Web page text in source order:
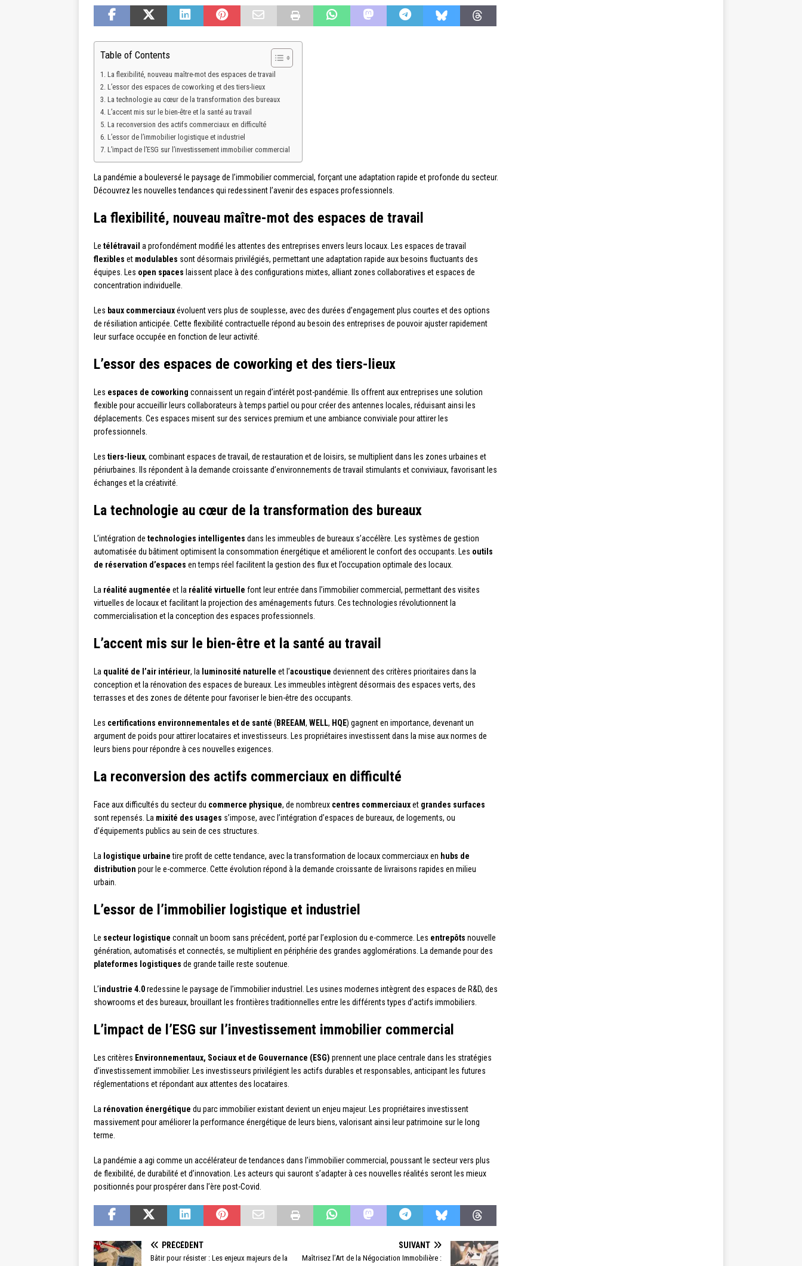
Table of Contents
La flexibilité, nouveau maître-mot des espaces de travail
L’essor des espaces de coworking et des tiers-lieux
La technologie au cœur de la transformation des bureaux
L’accent mis sur le bien-être et la santé au travail
La reconversion des actifs commerciaux en difficulté
L’essor de l’immobilier logistique et industriel
L’impact de l’ESG sur l’investissement immobilier commercial
La pandémie a bouleversé le paysage de l’immobilier commercial, forçant une adaptation rapide et profonde du secteur.
Découvrez les nouvelles tendances qui redessinent l’avenir des espaces professionnels.
La flexibilité, nouveau maître-mot des espaces de travail
Le télétravail a profondément modifié les attentes des entreprises envers leurs locaux. Les espaces de travail
flexibles et modulables sont désormais privilégiés, permettant une adaptation rapide aux besoins fluctuants des
équipes. Les open spaces laissent place à des configurations mixtes, alliant zones collaboratives et espaces de
concentration individuelle.
Les baux commerciauxévoluent vers plus de souplesse, avec des durées d’engagement plus courtes et des options
de résiliation anticipée. Cette flexibilité contractuelle répond au besoin des entreprises de pouvoir ajuster rapidement
leur surface occupée en fonction de leur activité.
L’essor des espaces de coworking et des tiers-lieux
Les espaces de coworking connaissent un regain d’intérêt post-pandémie. Ils offrent aux entreprises une solution
flexible pour accueillir leurs collaborateurs à temps partiel ou pour créer des antennes locales, réduisant ainsi les
déplacements. Ces espaces misent sur des services premium et une ambiance conviviale pour attirer les
professionnels.
Les tiers-lieux, combinant espaces de travail, de restauration et de loisirs, se multiplient dans les zones urbaines et
périurbaines. Ils répondent à la demande croissante d’environnements de travail stimulants et conviviaux, favorisant les
échanges et la créativité.
La technologie au cœur de la transformation des bureaux
L’intégration de technologies intelligentes dans les immeubles de bureaux s’accélère. Les systèmes de gestion
automatisée du bâtiment optimisent la consommation énergétique et améliorent le confort des occupants. Les outils
de réservation d’espaces en temps réel facilitent la gestion des flux et l’occupation optimale des locaux.
La réalité augmentée et la réalité virtuelle font leur entrée dans l’immobilier commercial, permettant des visites
virtuelles de locaux et facilitant la projection des aménagements futurs. Ces technologies révolutionnent la
commercialisation et la conception des espaces professionnels.
L’accent mis sur le bien-être et la santé au travail
La qualité de l’air intérieur, la luminosité naturelle et l’acoustique deviennent des critères prioritaires dans la
conception et la rénovation des espaces de bureaux. Les immeubles intègrent désormais des espaces verts, des
terrasses et des zones de détente pour favoriser le bien-être des occupants.
Les certifications environnementales et de santé (BREEAM, WELL, HQE) gagnent en importance, devenant un
argument de poids pour attirer locataires et investisseurs. Les propriétaires investissent dans la mise aux normes de
leurs biens pour répondre à ces nouvelles exigences.
La reconversion des actifs commerciaux en difficulté
Face aux difficultés du secteur du commerce physique, de nombreux centres commerciauxet grandes surfaces
sont repensés. La mixité des usages s’impose, avec l’intégration d’espaces de bureaux, de logements, ou
d’équipements publics au sein de ces structures.
La logistique urbainetire profit de cette tendance, avec la transformation de locaux commerciaux en hubs de
distribution pour le e-commerce. Cette évolution répond à la demande croissante de livraisons rapides en milieu
urbain.
L’essor de l’immobilier logistique et industriel
Le secteur logistique connaît un boom sans précédent, porté par l’explosion du e-commerce. Les entrepôts nouvelle
génération, automatisés et connectés, se multiplient en périphérie des grandes agglomérations. La demande pour des
plateformes logistiques de grande taille reste soutenue.
L’industrie 4.0redessine le paysage de l’immobilier industriel. Les usines modernes intègrent des espaces de R&D, des
showrooms et des bureaux, brouillant les frontières traditionnelles entre les différents types d’actifs immobiliers.
L’impact de l’ESG sur l’investissement immobilier commercial
Les critères Environnementaux, Sociaux et de Gouvernance (ESG) prennent une place centrale dans les stratégies
d’investissement immobilier. Les investisseurs privilégient les actifs durables et responsables, anticipant les futures
réglementations et répondant aux attentes des locataires.
La rénovation énergétique du parc immobilier existant devient un enjeu majeur. Les propriétaires investissent
massivement pour améliorer la performance énergétique de leurs biens, valorisant ainsi leur patrimoine sur le long
terme.
La pandémie a agi comme un accélérateur de tendances dans l’immobilier commercial, poussant le secteur vers plus
de flexibilité, de durabilité et d’innovation. Les acteurs qui sauront s’adapter à ces nouvelles réalités seront les mieux
positionnés pour prospérer dans l’ère post-Covid.
PRÉCÉDENT
Bâtir pour résister : Les enjeux majeurs de la
SUIVANT
Maîtrisez l’Art de la Négociation Immobilière :